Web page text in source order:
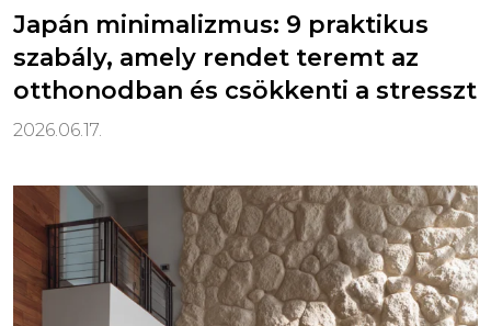
Japán minimalizmus: 9 praktikus
szabály, amely rendet teremt az
otthonodban és csökkenti a stresszt
2026.06.17.